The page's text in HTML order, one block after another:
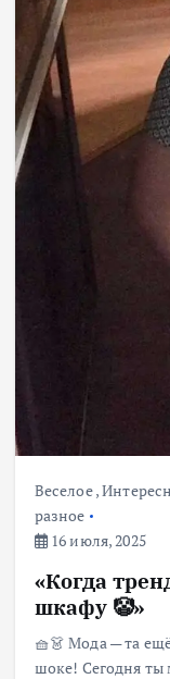
Веселое,
разное
16 июля, 2025
«Когда
шкафу 🤡»
🧺👗 Мода — та
шоке! Сегодня ты